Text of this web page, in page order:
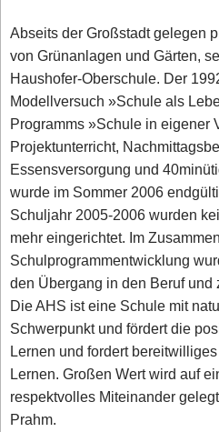
Abseits der Großstadt gelegen
von Grünanlagen und Gärten,
Haushofer-Oberschule. Der
Modellversuch »Schule als
Programms »Schule in eigener
Projektunterricht,
Essensversorgung und
wurde im Sommer 2006
Schuljahr 2005-2006 wurden
mehr eingerichtet. Im
Schulprogrammentwicklung
den Übergang in den Beruf
Die AHS ist eine Schule mit
Schwerpunkt und fördert die
Lernen und fordert
Lernen. Großen Wert wird auf
respektvolles Miteinander
Prahm.